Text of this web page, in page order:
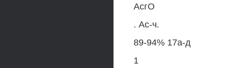
АсгО
. Ас-ч.
89-94% 17а-д
1